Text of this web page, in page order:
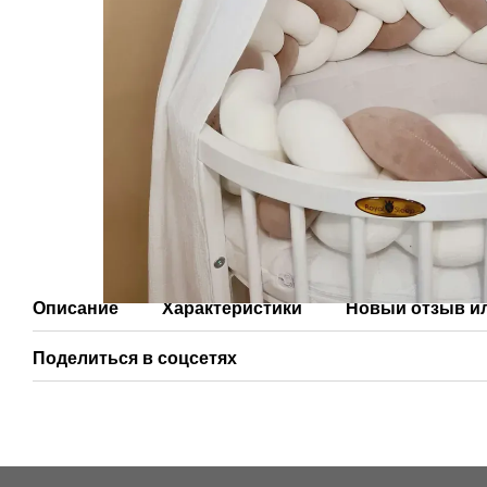
Описание Характеристики Новый отзыв
Поделиться в соцсетях